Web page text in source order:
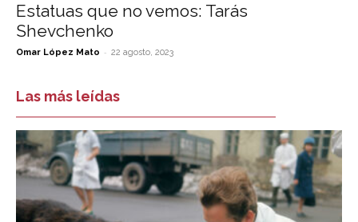
Estatuas que no vemos: Tarás
Shevchenko
Omar López Mato - 22 agosto, 2023
Las más leídas